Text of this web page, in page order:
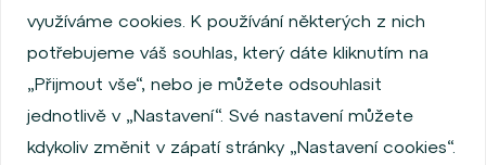
Informace o emitentech
Zaměstnanecký akciový program
Povinně zveřejňované informace
Finanční výkonnost
Regulation S, Rule 144a
Informace dle MiFID
využíváme cookies. K používání některých z nich
potřebujeme váš souhlas, který dáte kliknutím na
„Přijmout vše“, nebo je můžete odsouhlasit
jednotlivě v „Nastavení“. Své nastavení můžete
kdykoliv změnit v zápatí stránky „Nastavení cookies“.